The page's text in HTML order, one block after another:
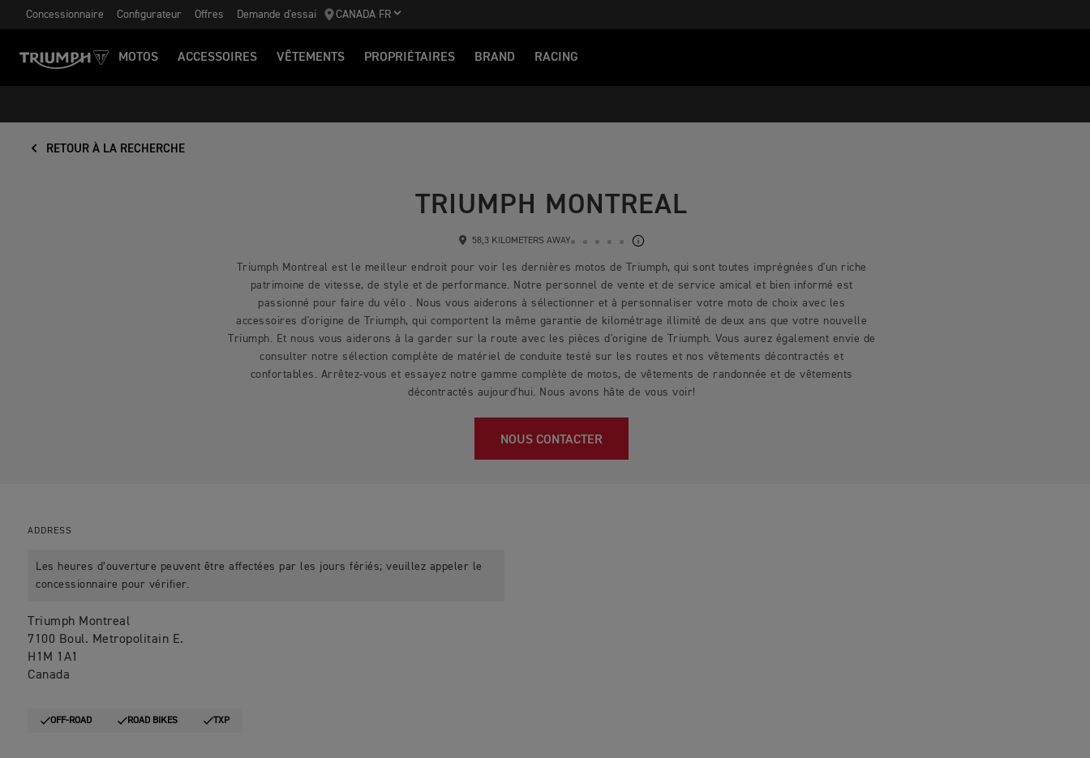
Concessionnaire Configurateur Offres Demande d'essai CANADA FR
MOTOS ACCESSOIRES VÊTEMENTS PROPRIÉTAIRES BRAND RACING
RETOUR À LA RECHERCHE
TRIUMPH MONTREAL
58,3 KILOMETERS AWAY
Triumph Montreal est le meilleur endroit pour voir les dernières motos de Triumph, qui sont toutes imprégnées d'un riche
patrimoine de vitesse, de style et de performance. Notre personnel de vente et de service amical et bien informé est
passionné pour faire du vélo . Nous vous aiderons à sélectionner et à personnaliser votre moto de choix avec les
accessoires d'origine de Triumph, qui comportent la même garantie de kilométrage illimité de deux ans que votre nouvelle
Triumph. Et nous vous aiderons à la garder sur la route avec les pièces d'origine de Triumph. Vous aurez également envie de
consulter notre sélection complète de matériel de conduite testé sur les routes et nos vêtements décontractés et
confortables. Arrêtez-vous et essayez notre gamme complète de motos, de vêtements de randonnée et de vêtements
décontractés aujourd'hui. Nous avons hâte de vous voir!
NOUS CONTACTER
ADDRESS
Les heures d’ouverture peuvent être affectées par les jours fériés; veuillez appeler le
concessionnaire pour vérifier.
Triumph Montreal
7100 Boul. Metropolitain E.
H1M 1A1
Canada
OFF-ROAD ROAD BIKES TXP